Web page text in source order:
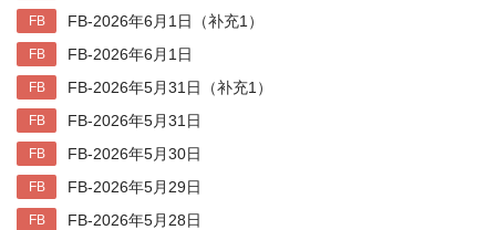
FB FB-2026年6月1日（补充1）
FB FB-2026年6月1日
FB FB-2026年5月31日（补充1）
FB FB-2026年5月31日
FB FB-2026年5月30日
FB FB-2026年5月29日
FB FB-2026年5月28日